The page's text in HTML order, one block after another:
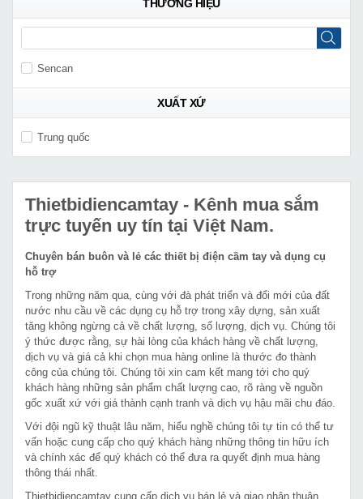
THƯƠNG HIỆU
Sencan
XUẤT XỨ
Trung quốc
Thietbidiencamtay - Kênh mua sắm
trực tuyến uy tín tại Việt Nam.
Chuyên bán buôn và lẻ các thiết bị điện cầm tay và dụng cụ
hỗ trợ
Trong những năm qua, cùng với đà phát triển và đổi mới của đất
nước nhu cầu về các dụng cụ hỗ trợ trong xây dựng, sản xuất
tăng không ngừng cả về chất lượng, số lượng, dịch vụ. Chúng tôi
ý thức được rằng, sự hài lòng của khách hàng về chất lượng,
dịch vụ và giá cả khi chọn mua hàng online là thước đo thành
công của chúng tôi. Chúng tôi xin cam kết mang tới cho quý
khách hàng những sản phẩm chất lượng cao, rõ ràng về nguồn
gốc xuất xứ với giá thành cạnh tranh và dịch vụ hậu mãi chu đáo.
Với đội ngũ kỹ thuật lâu năm, hiểu nghề chúng tôi tự tin có thể tư
vấn hoặc cung cấp cho quý khách hàng những thông tin hữu ích
và chính xác để quý khách có thể đưa ra quyết định mua hàng
thông thái nhất.
Thietbidiencamtay cung cấp dịch vụ bán lẻ và giao nhận thuận